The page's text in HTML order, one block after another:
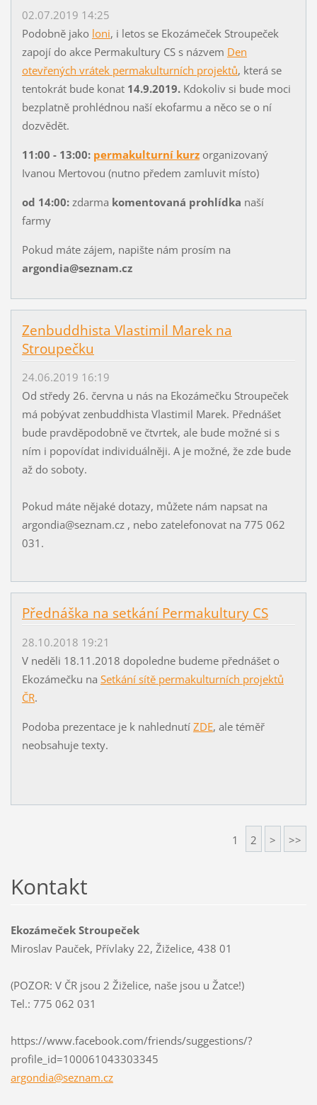
02.07.2019 14:25
Podobně jako loni, i letos se Ekozámeček Stroupeček
zapojí do akce Permakultury CS s názvem Den
otevřených vrátek permakulturních projektů, která se
tentokrát bude konat 14.9.2019.Kdokoliv si bude moci
bezplatně prohlédnou naší ekofarmu a něco se o ní
dozvědět.
11:00 - 13:00: permakulturní kurzorganizovaný
Ivanou Mertovou (nutno předem zamluvit místo)
od 14:00:zdarma komentovaná prohlídka naší
farmy
Pokud máte zájem, napište nám prosím na
argondia@seznam.cz
Zenbuddhista Vlastimil Marek na
Stroupečku
24.06.2019 16:19
Od středy 26. června u nás na Ekozámečku Stroupeček
má pobývat zenbuddhista Vlastimil Marek. Přednášet
bude pravděpodobně ve čtvrtek, ale bude možné si s
ním i popovídat individuálněji. A je možné, že zde bude
až do soboty.
Pokud máte nějaké dotazy, můžete nám napsat na
argondia@seznam.cz , nebo zatelefonovat na 775 062
031.
Přednáška na setkání Permakultury CS
28.10.2018 19:21
V neděli 18.11.2018 dopoledne budeme přednášet o
Ekozámečku na Setkání sítě permakulturních projektů
ČR.
Podoba prezentace je k nahlednutí ZDE, ale téměř
neobsahuje texty.
1 2 > >>
Kontakt
Ekozámeček Stroupeček
Miroslav Pauček, Přívlaky 22, Žiželice, 438 01
(POZOR: V ČR jsou 2 Žiželice, naše jsou u Žatce!)
Tel.: 775 062 031
https://www.facebook.com/friends/suggestions/?
profile_id=100061043303345
argondia@seznam.cz